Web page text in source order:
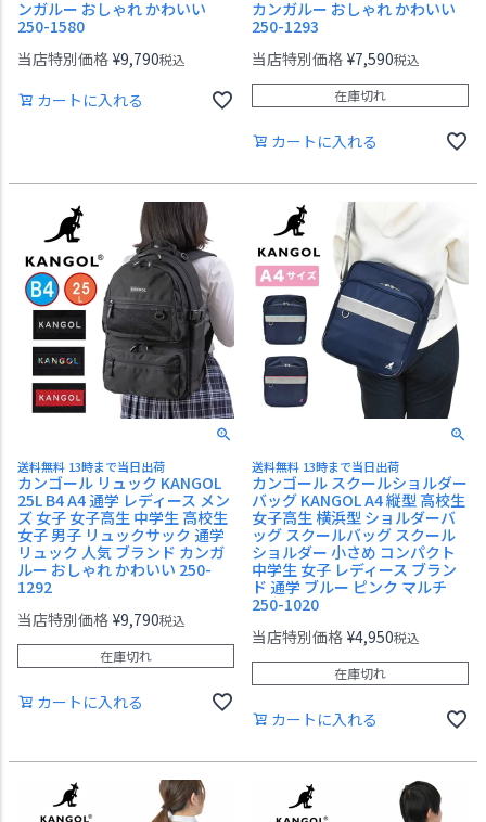
ンガルー おしゃれ かわいい
250-1580
当店特別価格 ¥9,790税込
カートに入れる
カンガルー おしゃれ かわいい
250-1293
当店特別価格 ¥7,590税込
在庫切れ
カートに入れる
送料無料 13時まで当日出荷
カンゴール リュック KANGOL
25L B4 A4 通学 レディース メン
ズ 女子 女子高生 中学生 高校生
女子 男子 リュックサック 通学
リュック 人気 ブランド カンガ
ルー おしゃれ かわいい 250-
1292
当店特別価格 ¥9,790税込
在庫切れ
カートに入れる
送料無料 13時まで当日出荷
カンゴール スクールショルダー
バッグ KANGOL A4 縦型 高校生
女子高生 横浜型 ショルダーバ
ッグ スクールバッグ スクール
ショルダー 小さめ コンパクト
中学生 女子 レディース ブラン
ド 通学 ブルー ピンク マルチ
250-1020
当店特別価格 ¥4,950税込
在庫切れ
カートに入れる